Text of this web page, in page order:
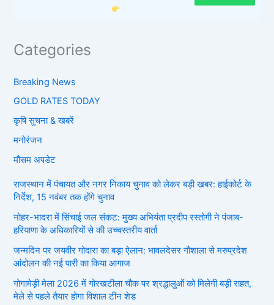
Categories
Breaking News
GOLD RATES TODAY
कृषि सुचना & खबरें
मनोरंजन
मौसम अपडेट
राजस्थान में पंचायत और नगर निकाय चुनाव को लेकर बड़ी खबर: हाईकोर्ट के
निर्देश, 15 नवंबर तक होंगे चुनाव
नोहर-भादरा में सिंचाई जल संकट: मुख्य अभियंता प्रदीप रस्तोगी ने पंजाब-
हरियाणा के अधिकारियों से की उच्चस्तरीय वार्ता
जन्मदिन पर जयवीर गोदारा का बड़ा ऐलान: भावलदेसर गौशाला से मरुप्रदेश
आंदोलन की नई पारी का किया आगाज
गोगामेड़ी मेला 2026 में गोरखटीला चौक पर श्रद्धालुओं को मिलेगी बड़ी राहत,
मेले से पहले तैयार होगा विशाल टीन शेड